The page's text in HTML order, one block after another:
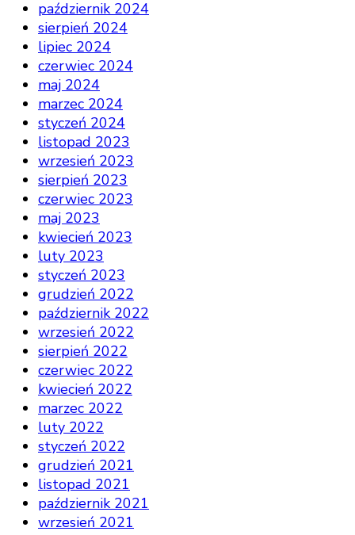
październik 2024
sierpień 2024
lipiec 2024
czerwiec 2024
maj 2024
marzec 2024
styczeń 2024
listopad 2023
wrzesień 2023
sierpień 2023
czerwiec 2023
maj 2023
kwiecień 2023
luty 2023
styczeń 2023
grudzień 2022
październik 2022
wrzesień 2022
sierpień 2022
czerwiec 2022
kwiecień 2022
marzec 2022
luty 2022
styczeń 2022
grudzień 2021
listopad 2021
październik 2021
wrzesień 2021